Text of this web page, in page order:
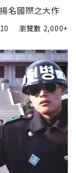
名國際之大作
瀏覽數 2,000+